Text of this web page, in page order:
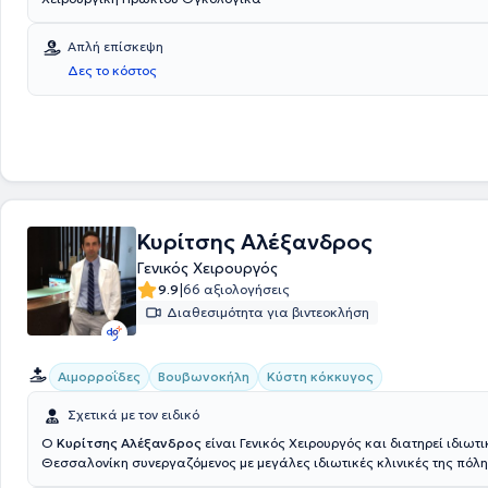
ελληνικές και ξένες δημοσιεύσεις στον ελληνικό και διεθνή ιατρικό
Απλή επίσκεψη
Δες το κόστος
Κυρίτσης Αλέξανδρος
Γενικός Χειρουργός
9.9|66 αξιολογήσεις
Διαθεσιμότητα για βιντεοκλήση
Αιμορροΐδες Βουβωνοκήλη Κύστη κόκκυγος
Σχετικά με τον ειδικό
Ο Κυρίτσης Αλέξανδρος είναι Γενικός Χειρουργός και διατηρεί
Θεσσαλονίκη συνεργαζόμενος με μεγάλες ιδιωτικές κλινικές της